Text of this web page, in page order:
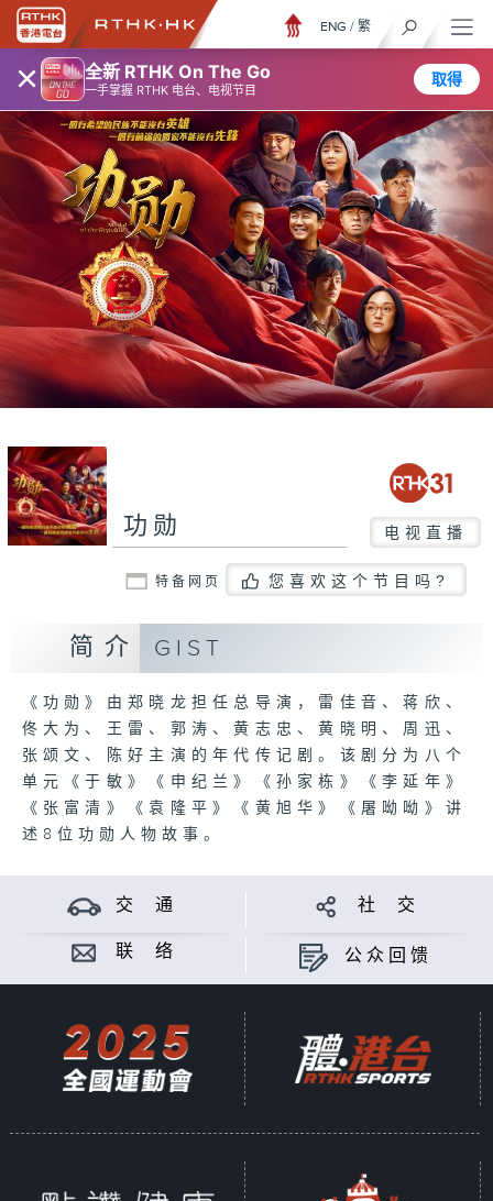
× 全新 RTHK On The Go
一手掌握 RTHK 电台、电视节目
取得
ENG / 繁
功勋 电视直播
特备网页 您喜欢这个节目吗?
简介 GIST
《功勋》由郑晓龙担任总导演，雷佳音、蒋欣、
佟大为、王雷、郭涛、黄志忠、黄晓明、周迅、
张颂文、陈好主演的年代传记剧。该剧分为八个
单元《于敏》《申纪兰》《孙家栋》《李延年》
《张富清》《袁隆平》《黄旭华》《屠呦呦》讲
述8位功勋人物故事。
交 通 社 交
联 络 公众回馈